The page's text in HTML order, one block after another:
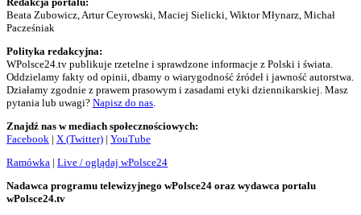
Beata Zubowicz, Artur Ceyrowski, Maciej Sielicki, Wiktor Młynarz, Michał
Pacześniak
Polityka redakcyjna:
WPolsce24.tv publikuje rzetelne i sprawdzone informacje z Polski i świata.
Oddzielamy fakty od opinii, dbamy o wiarygodność źródeł i jawność autorstwa.
Działamy zgodnie z prawem prasowym i zasadami etyki dziennikarskiej. Masz
pytania lub uwagi? Napisz do nas.
Znajdź nas w mediach społecznościowych:
Facebook | X (Twitter) | YouTube
Ramówka | Live / oglądaj wPolsce24
Nadawca programu telewizyjnego wPolsce24 oraz wydawca portalu
wPolsce24.tv